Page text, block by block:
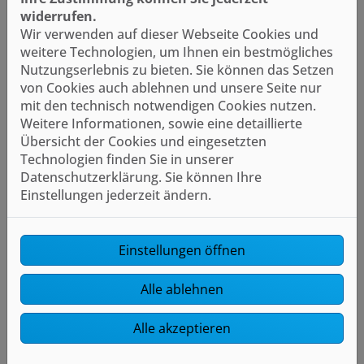
widerrufen.
Wir verwenden auf dieser Webseite Cookies und
weitere Technologien, um Ihnen ein bestmögliches
Nutzungserlebnis zu bieten. Sie können das Setzen
von Cookies auch ablehnen und unsere Seite nur
mit den technisch notwendigen Cookies nutzen.
Weitere Informationen, sowie eine detaillierte
Übersicht der Cookies und eingesetzten
Technologien finden Sie in unserer
Datenschutzerklärung. Sie können Ihre
Einstellungen jederzeit ändern.
Einstellungen öffnen
Alle ablehnen
Alle akzeptieren